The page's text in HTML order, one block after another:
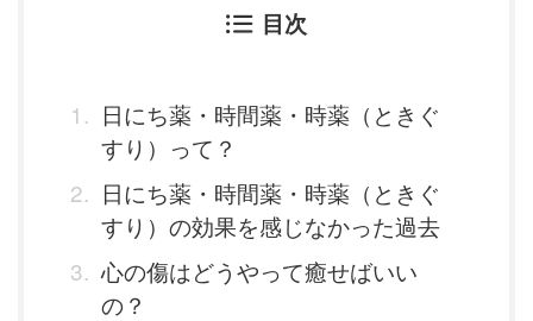
目次
日にち薬・時間薬・時薬（ときぐ
すり）って？
日にち薬・時間薬・時薬（ときぐ
すり）の効果を感じなかった過去
心の傷はどうやって癒せばいい
の？